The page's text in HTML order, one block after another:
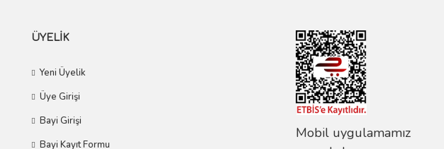
ÜYELİK
Yeni Üyelik
Üye Girişi
Bayi Girişi
Bayi Kayıt Formu
Mobil uygulamamız